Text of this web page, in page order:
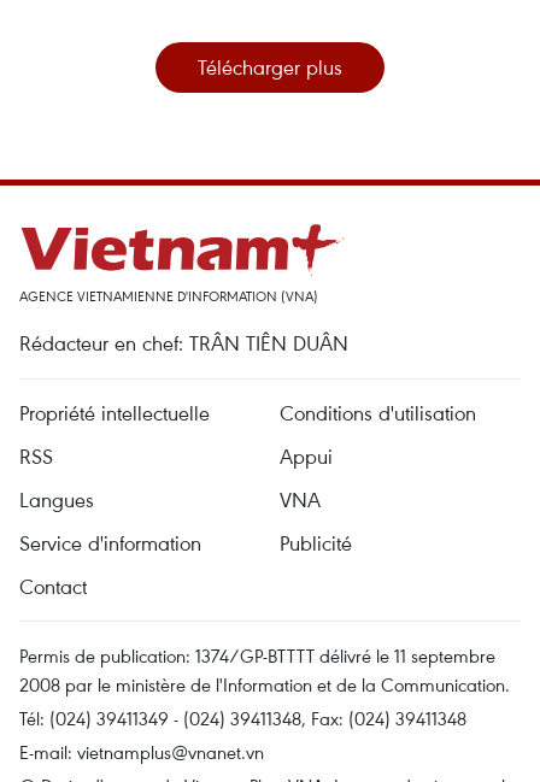
Télécharger plus
AGENCE VIETNAMIENNE D'INFORMATION (VNA)
Rédacteur en chef: TRÂN TIÊN DUÂN
Propriété intellectuelle
Conditions d'utilisation
RSS
Appui
Langues
VNA
Service d'information
Publicité
Contact
Permis de publication: 1374/GP-BTTTT délivré le 11 septembre
2008 par le ministère de l'Information et de la Communication.
Tél: (024) 39411349 - (024) 39411348, Fax: (024) 39411348
E-mail: vietnamplus@vnanet.vn